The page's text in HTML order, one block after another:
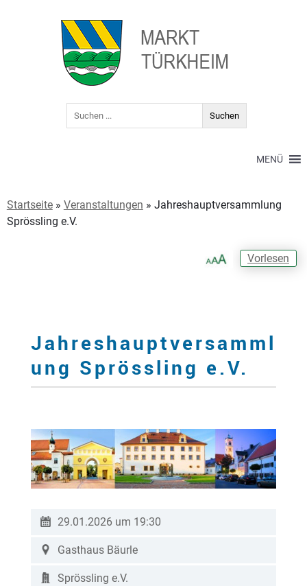
MENÜ
Startseite» Veranstaltungen » Jahreshauptversammlung
Sprössling e.V.
Vorlesen
Jahreshauptversamml
ung Sprössling e.V.
29.01.2026 um 19:30
Gasthaus Bäurle
Sprössling e.V.